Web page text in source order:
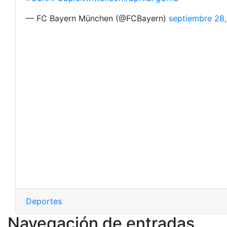
— FC Bayern München (@FCBayern) septiembre
Deportes